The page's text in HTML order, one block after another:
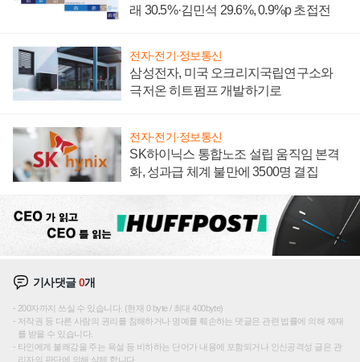
래 30.5%·김민석 29.6%, 0.9%p 초접전
전자·전기·정보통신
삼성전자, 미국 오크리지국립연구소와
극저온 히트펌프 개발하기로
전자·전기·정보통신
SK하이닉스 통합노조 설립 움직임 본격
화, 성과급 체계 불만에 3500명 결집
기사댓글0개
200자까지 쓰실 수 있습니다. (현재 0 byte / 최대 400byte)
저작권 등 다른 사람의 권리를 침해하거나 명예를 훼손하는 댓글은 관련 법률에 의해 제재
를 받을 수 있습니다.
타인에게 불쾌감을 주는 욕설 등 비하하는 단어가 내용에 포함되거나 인신공격성 글은 관
리자의 판단에 의해 삭제 합니다.